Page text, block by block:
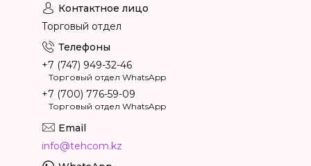
Торговый отдел
+7 (747) 949-32-46
Торговый отдел WhatsApp
+7 (700) 776-59-09
Торговый отдел WhatsApp
info@tehcom.kz